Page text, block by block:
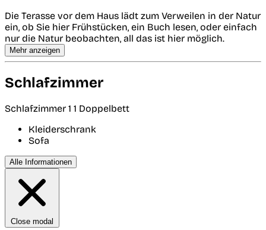
Die Terasse vor dem Haus lädt zum Verweilen in der Natur
ein, ob Sie hier Frühstücken, ein Buch lesen, oder einfach
nur die Natur beobachten, all das ist hier möglich.
Mehr anzeigen
Schlafzimmer
Schlafzimmer 1 1 Doppelbett
Kleiderschrank
Sofa
Alle Informationen
Close modal